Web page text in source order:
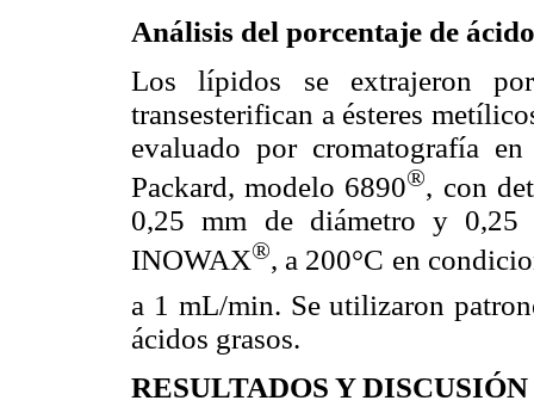
Análisis del porcentaje de
Los lípidos se extrajeron
transesterifican a ésteres
evaluado por cromatografía
Packard, modelo 6890®, con
0,25 mm de diámetro y 0,25
INOWAX®, a 200°C en
a 1 mL/min. Se utilizaron
ácidos grasos.
RESULTADOS Y DISCUSIÓN